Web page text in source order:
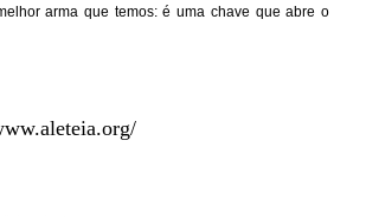
arma que temos: é uma chave que abre o